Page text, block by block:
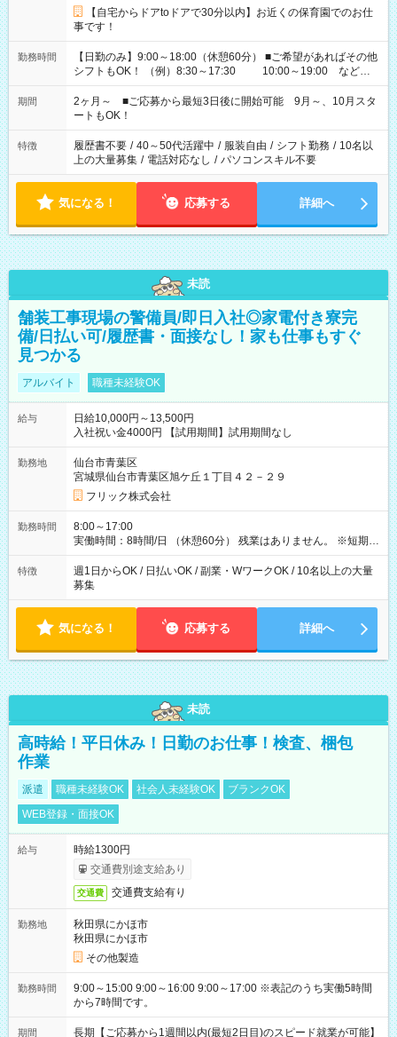
【自宅からドアtoドアで30分以内】お近くの保育園でのお仕
事です！
勤務時間
【日勤のみ】9:00～18:00（休憩60分） ■ご希望があればその他
シフトもOK！ （例）8:30～17:30 10:00～19:00 など
「家族とお休みを合わせたい」 「余裕を持って夕飯の準備がし
たい」 「できれば残業はしたくない」 など、ご希望があれば教
えてくださいね。 ※Wワーク希望の方へ 今ご覧のお仕事で希望
する勤務時間と、もう1つのお仕事の勤務時間。 合計で週40時
間を超える場合は応募できません
期間
2ヶ月～ ■ご応募から最短3日後に開始可能 9月～、10月スタ
ートもOK！
特徴 履歴書不要 / 40～50代活躍中 / 服装自由 / シフト勤務 / 10名以
上の大量募集 / 電話対応なし / パソコンスキル不要
気になる！ 応募する 詳細へ
未読
舗装工事現場の警備員/即日入社◎家電付き寮完
備/日払い可/履歴書・面接なし！家も仕事もすぐ
見つかる
アルバイト 職種未経験OK
給与
日給10,000円～13,500円
入社祝い金4000円 【試用期間】試用期間なし
勤務地
仙台市青葉区
宮城県仙台市青葉区旭ケ丘１丁目４２－２９
フリック株式会社
勤務時間
8:00～17:00
実働時間：8時間/日 （休憩60分） 残業はありません。 ※短期の
募集は行っておりません。予めご了承くださいませ。
特徴
週1日からOK / 日払いOK / 副業・WワークOK / 10名以上の大量
募集
気になる！ 応募する 詳細へ
未読
高時給！平日休み！日勤のお仕事！検査、梱包
作業
派遣 職種未経験OK 社会人未経験OK
ブランクOK
WEB登録・面接OK
給与
時給1300円
交通費別途支給あり
交通費 交通費支給有り
勤務地
秋田県にかほ市
秋田県にかほ市
その他製造
勤務時間
9:00～15:00 9:00～16:00 9:00～17:00 ※表記のうち実働5時間
から7時間です。
期間 長期【ご応募から1週間以内(最短2日目)のスピード就業が可能】